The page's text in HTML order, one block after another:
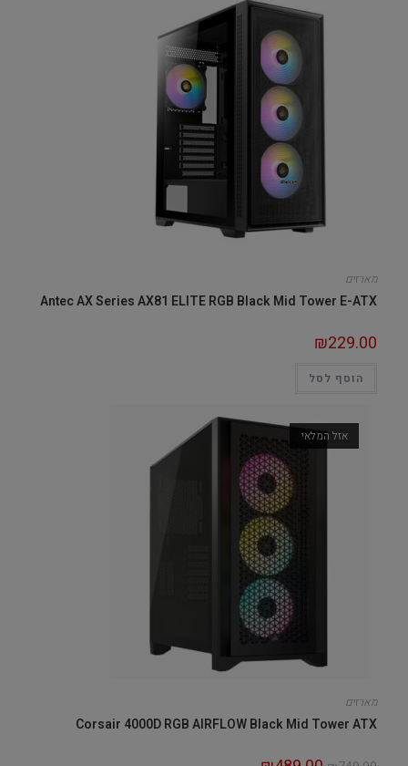
מארזים
Antec AX Series AX81 ELITE RGB Black Mid Tower E-ATX
₪229.00
הוסף לסל
אזל המלאי
מארזים
Corsair 4000D RGB AIRFLOW Black Mid Tower ATX